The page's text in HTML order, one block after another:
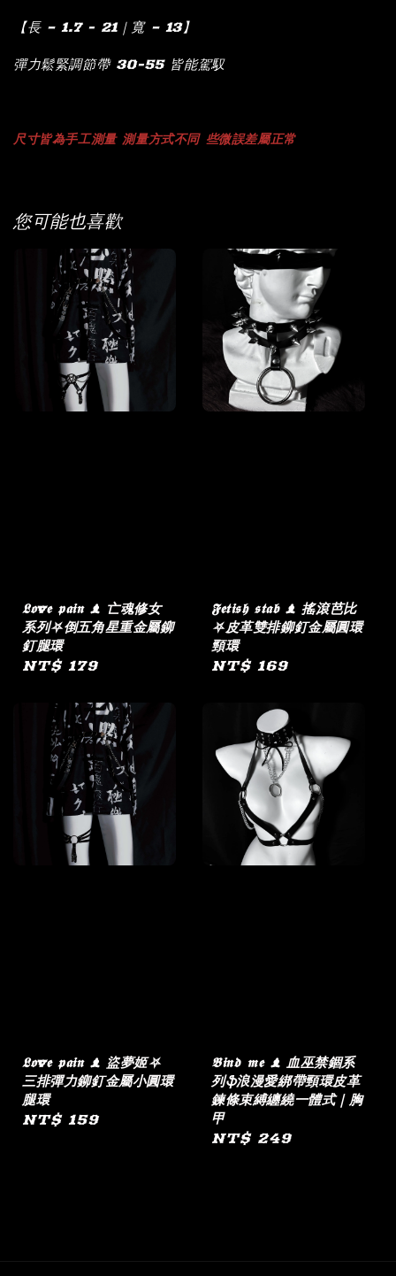
【長 – 1.7 - 21｜寬 – 13】
彈力鬆緊調節帶 30-55 皆能駕馭
尺寸皆為手工測量 測量方式不同 些微誤差屬正常
您可能也喜歡
𝕷𝖔v𝖊 𝖕𝖆𝖎𝖓 ♝ 亡魂修女
系列⛧倒五角星重金屬鉚
釘腿環
Regular
NT$ 179
𝕱𝖊𝖙𝖎𝖘𝖍 𝖘𝖙𝖆𝖇 ♝ 搖滾芭比
⛧皮革雙排鉚釘金屬圓環
頸環
Regular
NT$ 169
𝕷𝖔v𝖊 𝖕𝖆𝖎𝖓 ♝ 盜夢姬⛧
三排彈力鉚釘金屬小圓環
腿環
Regular
NT$ 159
𝕭𝖎𝖓𝖉 𝖒𝖊 ♝ 血巫禁錮系
列ֆ浪漫愛綁帶頸環皮革
鍊條束縛纏繞一體式｜胸
甲
Regular
NT$ 249